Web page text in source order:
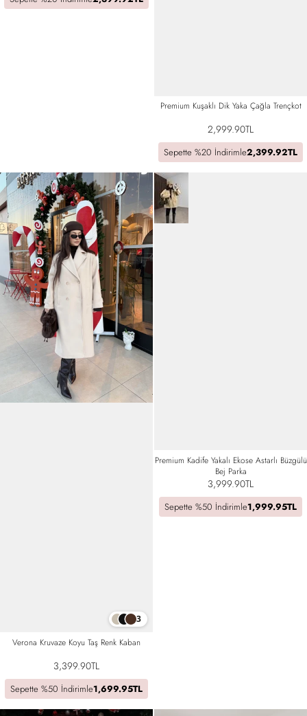
Premium Kuşaklı Dik Yaka Çağla Trençkot
2,999.90TL
Sepette %20 İndirimle2,399.92TL
3
Verona Kruvaze Koyu Taş Renk Kaban
3,399.90TL
Sepette %50 İndirimle1,699.95TL
Premium Kadife Yakalı Ekose Astarlı Büzgülü
Bej Parka
3,999.90TL
Sepette %50 İndirimle1,999.95TL